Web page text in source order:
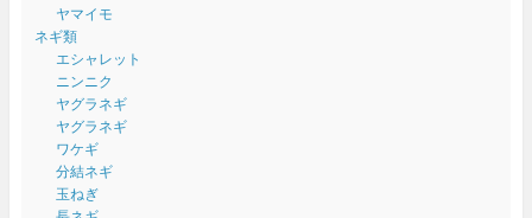
ヤマイモ
ネギ類
エシャレット
ニンニク
ヤグラネギ
ヤグラネギ
ワケギ
分結ネギ
玉ねぎ